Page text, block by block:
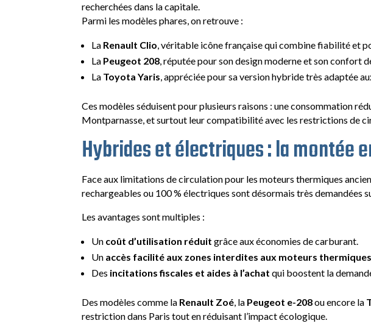
recherchées dans la capitale.
Parmi les modèles phares, on retrouve :
La Renault Clio, véritable icône française qui combine fiabilité et
La Peugeot 208, réputée pour son design moderne et son confort
La Toyota Yaris, appréciée pour sa version hybride très adaptée
Ces modèles séduisent pour plusieurs raisons : une consommation
Montparnasse, et surtout leur compatibilité avec les restrictions de
Hybrides et électriques : la montée
Face aux limitations de circulation pour les moteurs thermiques
rechargeables ou 100 % électriques sont désormais très demandées
Les avantages sont multiples :
Un coût d’utilisation réduit grâce aux économies de carburant.
Un accès facilité aux zones interdites aux moteurs
Des incitations fiscales et aides à l’achat qui boostent la
Des modèles comme la Renault Zoé, la Peugeot e-208ou encore la
restriction dans Paris tout en réduisant l’impact écologique.